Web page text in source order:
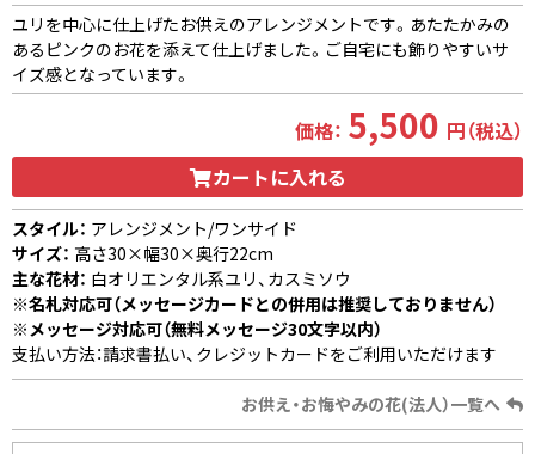
ユリを中心に仕上げたお供えのアレンジメントです。あたたかみの
あるピンクのお花を添えて仕上げました。ご自宅にも飾りやすいサ
イズ感となっています。
価格： 5,500 円（税込）
カートに入れる
スタイル： アレンジメント/ワンサイド
サイズ： 高さ30×幅30×奥行22cm
主な花材： 白オリエンタル系ユリ、カスミソウ
※名札対応可（メッセージカードとの併用は推奨しておりません）
※メッセージ対応可（無料メッセージ30文字以内）
支払い方法：請求書払い、クレジットカードをご利用いただけます
お供え・お悔やみの花(法人）一覧へ